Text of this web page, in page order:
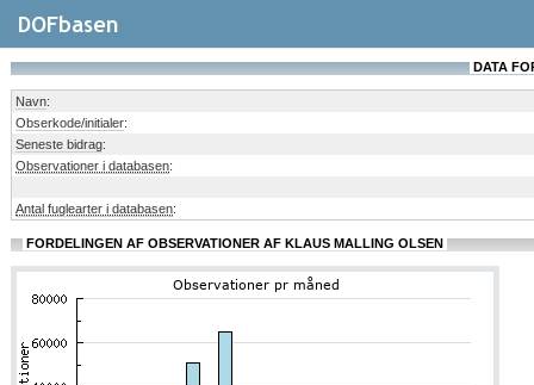
DATA
Navn:
Obserkode/initialer:
Seneste bidrag:
Observationer i databasen:
Antal fuglearter i databasen:
FORDELINGEN AF OBSERVATIONER AF KLAUS MALLING OLSEN